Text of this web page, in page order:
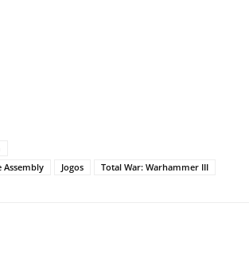
Assembly Jogos Total War: Warhammer III